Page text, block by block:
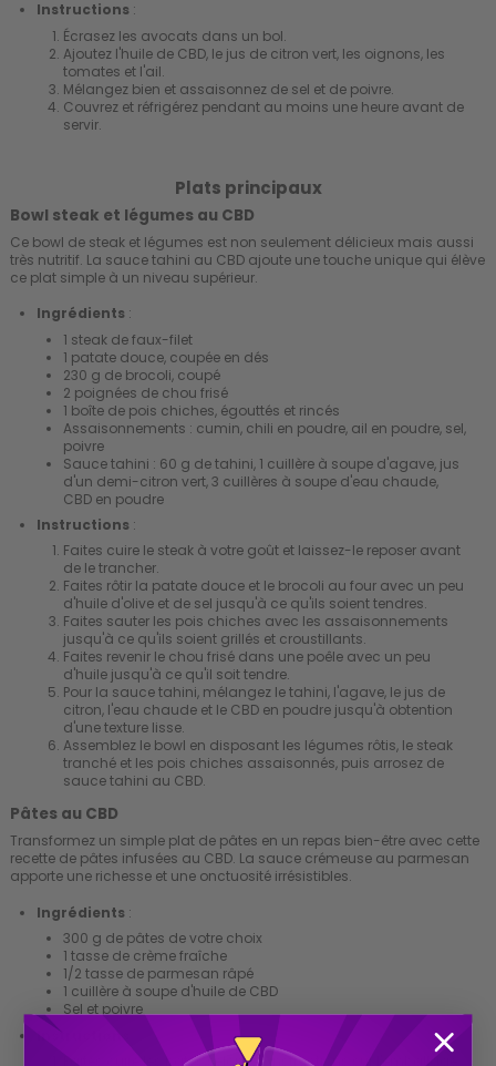
Instructions :
Écrasez les avocats dans un bol.
Ajoutez l'huile de CBD, le jus de citron vert, les oignons, les
tomates et l'ail.
Mélangez bien et assaisonnez de sel et de poivre.
Couvrez et réfrigérez pendant au moins une heure avant de
servir.
Plats principaux
Bowl steak et légumes au CBD
Ce bowl de steak et légumes est non seulement délicieux mais aussi
très nutritif. La sauce tahini au CBD ajoute une touche unique qui élève
ce plat simple à un niveau supérieur.
Ingrédients :
1 steak de faux-filet
1 patate douce, coupée en dés
230 g de brocoli, coupé
2 poignées de chou frisé
1 boîte de pois chiches, égouttés et rincés
Assaisonnements : cumin, chili en poudre, ail en poudre, sel,
poivre
Sauce tahini : 60 g de tahini, 1 cuillère à soupe d'agave, jus
d'un demi-citron vert, 3 cuillères à soupe d'eau chaude,
CBD en poudre
Instructions :
Faites cuire le steak à votre goût et laissez-le reposer avant
de le trancher.
Faites rôtir la patate douce et le brocoli au four avec un peu
d'huile d'olive et de sel jusqu'à ce qu'ils soient tendres.
Faites sauter les pois chiches avec les assaisonnements
jusqu'à ce qu'ils soient grillés et croustillants.
Faites revenir le chou frisé dans une poêle avec un peu
d'huile jusqu'à ce qu'il soit tendre.
Pour la sauce tahini, mélangez le tahini, l'agave, le jus de
citron, l'eau chaude et le CBD en poudre jusqu'à obtention
d'une texture lisse.
Assemblez le bowl en disposant les légumes rôtis, le steak
tranché et les pois chiches assaisonnés, puis arrosez de
sauce tahini au CBD.
Pâtes au CBD
Transformez un simple plat de pâtes en un repas bien-être avec cette
recette de pâtes infusées au CBD. La sauce crémeuse au parmesan
apporte une richesse et une onctuosité irrésistibles.
Ingrédients :
300 g de pâtes de votre choix
1 tasse de crème fraîche
1/2 tasse de parmesan râpé
1 cuillère à soupe d'huile de CBD
Sel et poivre
Instructions
Faites cuire les pâtes selon les instructions sur l'emballage.